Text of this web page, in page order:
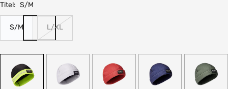
Titel: S/M
S/M L/XL